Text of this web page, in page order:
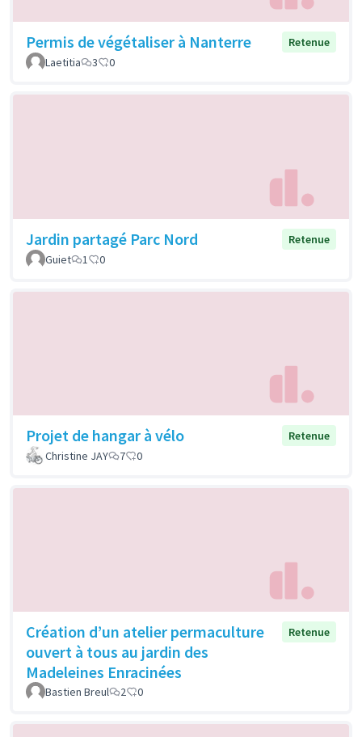
Permis de végétaliser à Nanterre
Retenue
Laetitia
3 0
Jardin partagé Parc Nord
Retenue
Guiet
1 0
Projet de hangar à vélo
Retenue
Christine JAY
7 0
Création d’un atelier permaculture
ouvert à tous au jardin des
Madeleines Enracinées
Retenue
Bastien Breul 2 0